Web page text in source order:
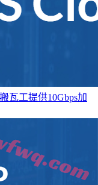
瓦工提供10Gbps加